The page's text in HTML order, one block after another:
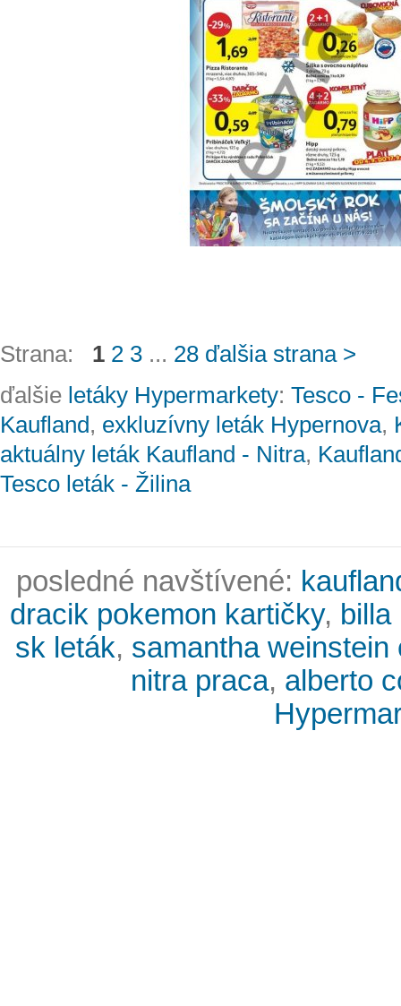
Strana: 1 2 3 ... 28 ďalšia strana >
ďalšie letáky Hypermarkety: Tesco -
Kaufland, exkluzívny leták Hypernova,
aktuálny leták Kaufland - Nitra,
Tesco leták - Žilina
posledné navštívené:
dracik pokemon kartičky,
sk leták, samantha weinstein
nitra praca, alberto